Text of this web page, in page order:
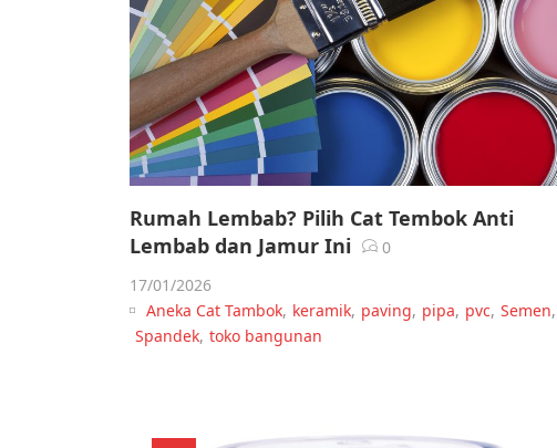
Rumah Lembab? Pilih Cat Tembok Anti
Lembab dan Jamur Ini
0
17/01/2026
Aneka Cat Tambok, keramik, paving, pipa, pvc, Semen,
Spandek, toko bangunan